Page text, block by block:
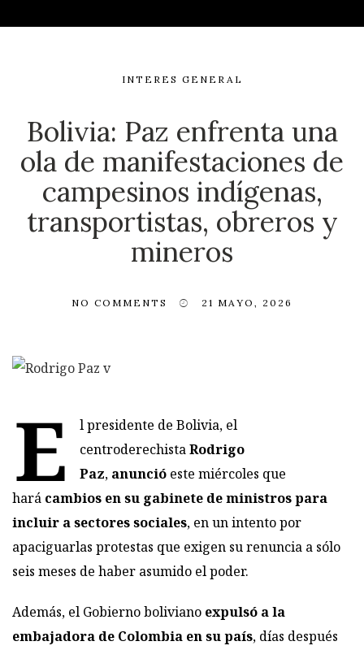
INTERES GENERAL
Bolivia: Paz enfrenta una
ola de manifestaciones de
campesinos indígenas,
transportistas, obreros y
mineros
NO COMMENTS 21 MAYO, 2026
E
l presidente de Bolivia, el
centroderechistaRodrigo
Paz, anunció este miércoles que
hará cambios en su gabinete de ministros para
incluir a sectores sociales, en un intento por
apaciguarlas protestas que exigen su renuncia a sólo
seis meses de haber asumido el poder.
Además, el Gobierno boliviano expulsó a la
embajadora de Colombia en su país, días después